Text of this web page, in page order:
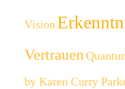
Vision
Vertrauen
by Karen Curry